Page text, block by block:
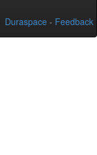
Duraspace - Feedback